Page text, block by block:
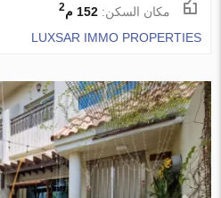
مكان السكن:152 م 2
LUXSAR IMMO PROPERTIES